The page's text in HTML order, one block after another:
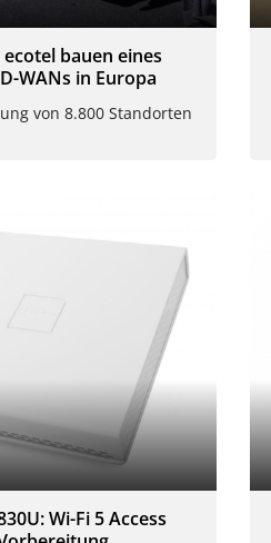
bauen eines
WANs in Europa
von 8.800 Standorten
Wi-Fi 5 Access